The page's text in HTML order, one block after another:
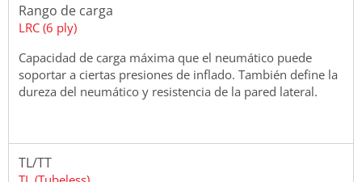
Rango de carga
LRC (6 ply)
Capacidad de carga máxima que el neumático puede
soportar a ciertas presiones de inflado. También define la
dureza del neumático y resistencia de la pared lateral.
TL/TT